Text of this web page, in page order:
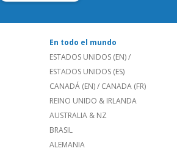
En todo el mundo
ESTADOS UNIDOS (EN)/
ESTADOS UNIDOS (ES)
CANADÁ (EN)/ CANADA (FR)
REINO UNIDO & IRLANDA
AUSTRALIA & NZ
BRASIL
ALEMANIA